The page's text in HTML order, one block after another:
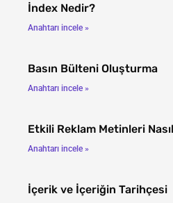
İndex Nedir?
Anahtarı incele »
Basın Bülteni Oluşturma
Anahtarı incele »
Etkili Reklam Metinleri Nasıl
Anahtarı incele »
İçerik ve İçeriğin Tarihçesi